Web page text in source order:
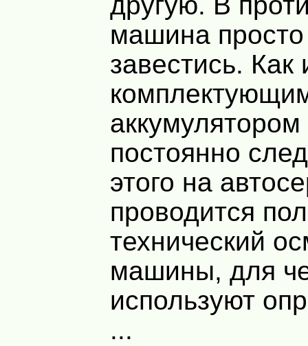
машина
завестись. Как
постоянно
этого на
проводится
технический
машины, для
используют
...